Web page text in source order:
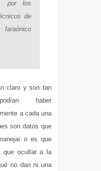
por los
de
claro y son tan
haber
a cada una
son datos que
o es que
que ocultar a la
no dan ni una